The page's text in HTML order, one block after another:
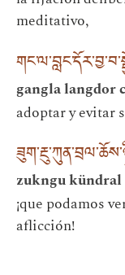
meditativo,
gangla langdor
adoptar y evitar
zukngu
¡que podamos
aflicción!